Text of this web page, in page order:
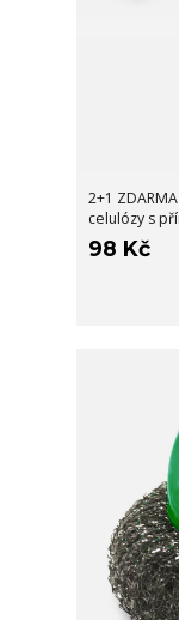
2+1
celulózy s
98 Kč